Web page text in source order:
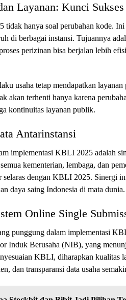
Layanan: Kunci
hanya soal perubahan kode. Ini
di berbagai instansi. Tujuannya
perizinan bisa berjalan lebih
usaha tetap mendapatkan
akan terhenti hanya karena
kontinuitas layanan publik.
Antarinstansi
implementasi KBLI 2025 adalah
kementerian, lembaga, dan
selaras dengan KBLI 2025. Sinergi
daya saing Indonesia di mata dunia.
Online Single
punggung dalam implementasi
Induk Berusaha (NIB), yang
KBLI, diharapkan kualitas
dan transparansi data usaha